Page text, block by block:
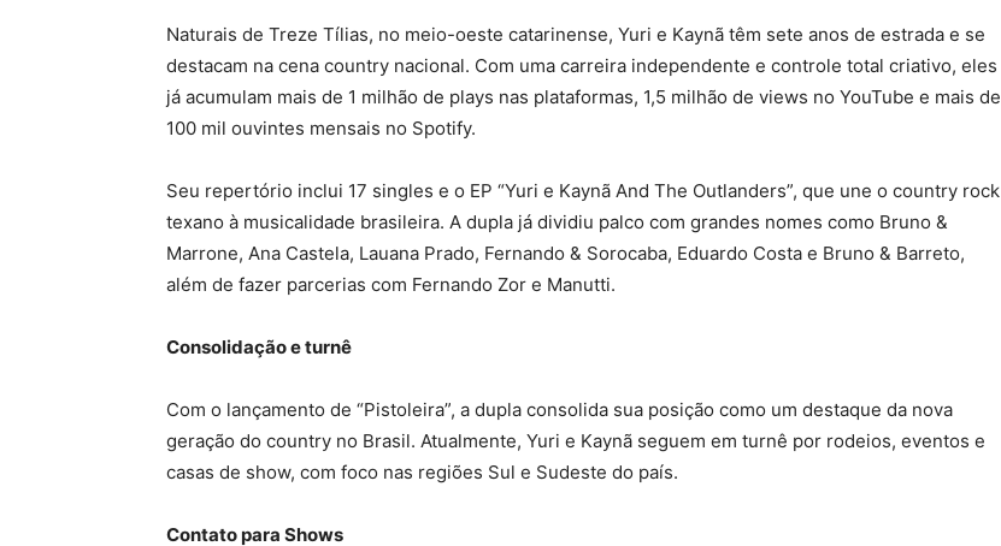
Naturais de Treze Tílias, no meio-oeste catarinense, Yuri e Kaynã têm sete anos de estrada e se
destacam na cena country nacional. Com uma carreira independente e controle total criativo, eles
já acumulam mais de 1 milhão de plays nas plataformas, 1,5 milhão de views no YouTube e mais de
100 mil ouvintes mensais no Spotify.
Seu repertório inclui 17 singles e o EP “Yuri e Kaynã And The Outlanders”, que une o country rock
texano à musicalidade brasileira. A dupla já dividiu palco com grandes nomes como Bruno &
Marrone, Ana Castela, Lauana Prado, Fernando & Sorocaba, Eduardo Costa e Bruno & Barreto,
além de fazer parcerias com Fernando Zor e Manutti.
Consolidação e turnê
Com o lançamento de “Pistoleira”, a dupla consolida sua posição como um destaque da nova
geração do country no Brasil. Atualmente, Yuri e Kaynã seguem em turnê por rodeios, eventos e
casas de show, com foco nas regiões Sul e Sudeste do país.
Contato para Shows